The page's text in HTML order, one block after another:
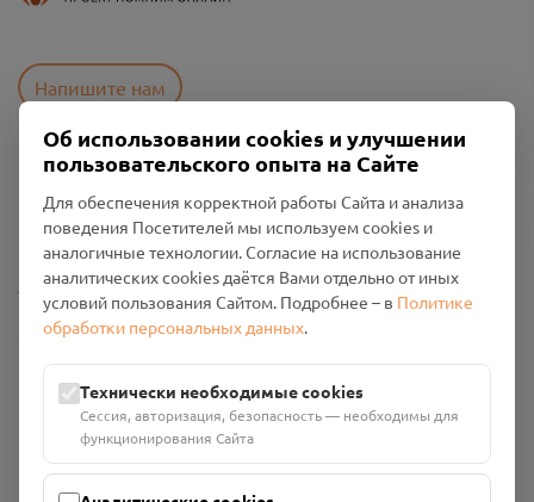
Напишите нам
Политика конфиденциальности
Промо-материалы
Настройки cookies
Общество с ограниченной ответственностью «Смоленский
Проект Помним»
ИНН: 6700029207 ОГРН: 1256700001986
Юридический адрес: 216790, Смоленская область, р-н
Руднянский, г. Рудня, улица Западная, д. 26А, пом. 18
Номер счёта: 40702810901130004287 в АО "АЛЬФА-БАНК"
Об использовании cookies и улучшении
пользовательского опыта на Сайте
Для обеспечения корректной работы Сайта и анализа
поведения Посетителей мы используем cookies и
аналогичные технологии. Согласие на использование
аналитических cookies даётся Вами отдельно от иных
условий пользования Сайтом. Подробнее – в Политике
обработки персональных данных.
Технически необходимые cookies
Сессия, авторизация, безопасность — необходимы для
функционирования Сайта